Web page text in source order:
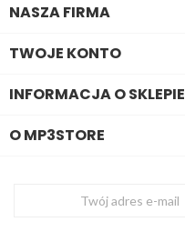
NASZA FIRMA
TWOJE KONTO
INFORMACJA O SKLEPIE
O MP3STORE